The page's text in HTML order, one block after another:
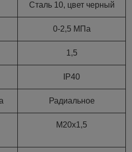
Сталь 10, цвет черный
0-2,5 МПа
1,5
IP40
Радиальное
М20х1,5